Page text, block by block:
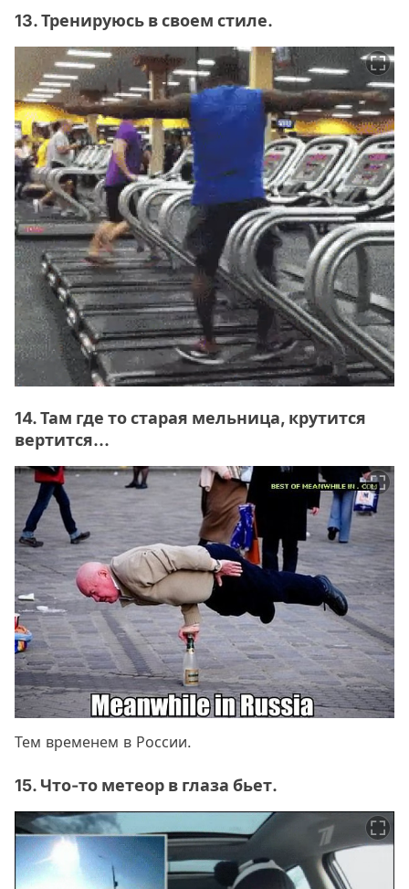
13. Тренируюсь в своем стиле.
14. Там где то старая мельница, крутится
вертится...
Тем временем в России.
15. Что-то метеор в глаза бьет.